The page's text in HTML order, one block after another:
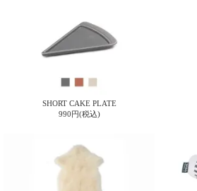
SHORT CAKE PLATE
990円(税込)